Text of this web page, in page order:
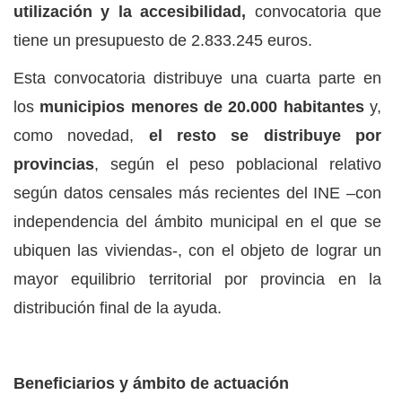
utilización y la accesibilidad, convocatoria que
tiene un presupuesto de 2.833.245 euros.
Esta convocatoria distribuye una cuarta parte en
los municipios menores de 20.000 habitantesy,
como novedad, el resto se distribuye por
provincias, según el peso poblacional relativo
según datos censales más recientes del INE –con
independencia del ámbito municipal en el que se
ubiquen las viviendas-, con el objeto de lograr un
mayor equilibrio territorial por provincia en la
distribución final de la ayuda.
Beneficiarios y ámbito de actuación